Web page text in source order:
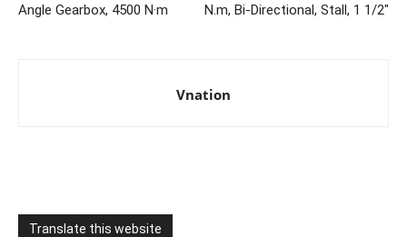
Angle Gearbox, 4500 N·m
N.m, Bi-Directional, Stall, 1 1/2″
Vnation
Translate this website